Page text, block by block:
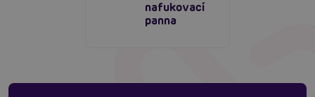
nafukovací
panna